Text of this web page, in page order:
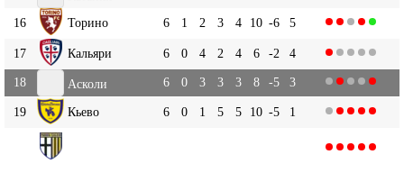
16
Торино 6 1 2 3 4 10 -6 5
17 Кальяри 6 0 4 2 4 6 -2
4
18
Асколи 6 0 3 3 3 8 -5 3
19 Кьево 6 0 1 5 5 10 -5 1